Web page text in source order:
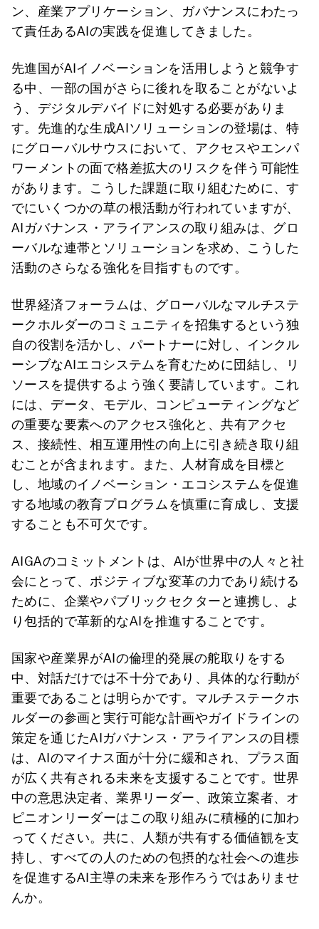
ン、産業アプリケーション、ガバナンスにわたっ
て責任あるAIの実践を促進してきました。
先進国がAIイノベーションを活用しようと競争す
る中、一部の国がさらに後れを取ることがないよ
う、デジタルデバイドに対処する必要がありま
す。先進的な生成AIソリューションの登場は、特
にグローバルサウスにおいて、アクセスやエンパ
ワーメントの面で格差拡大のリスクを伴う可能性
があります。こうした課題に取り組むために、す
でにいくつかの草の根活動が行われていますが、
AIガバナンス・アライアンスの取り組みは、グロ
ーバルな連帯とソリューションを求め、こうした
活動のさらなる強化を目指すものです。
世界経済フォーラムは、グローバルなマルチステ
ークホルダーのコミュニティを招集するという独
自の役割を活かし、パートナーに対し、インクル
ーシブなAIエコシステムを育むために団結し、リ
ソースを提供するよう強く要請しています。これ
には、データ、モデル、コンピューティングなど
の重要な要素へのアクセス強化と、共有アクセ
ス、接続性、相互運用性の向上に引き続き取り組
むことが含まれます。また、人材育成を目標と
し、地域のイノベーション・エコシステムを促進
する地域の教育プログラムを慎重に育成し、支援
することも不可欠です。
AIGAのコミットメントは、AIが世界中の人々と社
会にとって、ポジティブな変革の力であり続ける
ために、企業やパブリックセクターと連携し、よ
り包括的で革新的なAIを推進することです。
国家や産業界がAIの倫理的発展の舵取りをする
中、対話だけでは不十分であり、具体的な行動が
重要であることは明らかです。マルチステークホ
ルダーの参画と実行可能な計画やガイドラインの
策定を通じたAIガバナンス・アライアンスの目標
は、AIのマイナス面が十分に緩和され、プラス面
が広く共有される未来を支援することです。世界
中の意思決定者、業界リーダー、政策立案者、オ
ピニオンリーダーはこの取り組みに積極的に加わ
ってください。共に、人類が共有する価値観を支
持し、すべての人のための包摂的な社会への進歩
を促進するAI主導の未来を形作ろうではありませ
んか。